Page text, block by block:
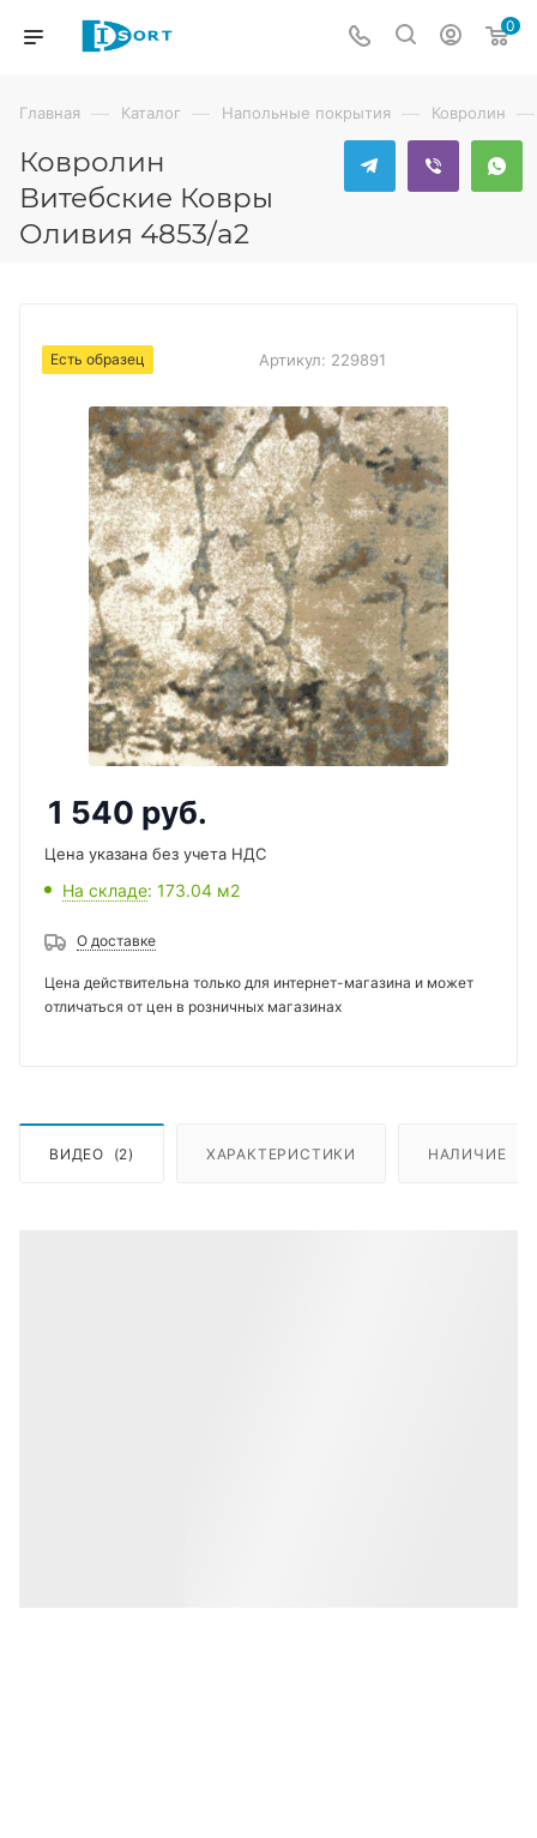
0
Главная — Каталог — Напольные покрытия — Ковролин —
Ковролин
Витебские Ковры
Оливия 4853/a2
Есть образец Артикул: 229891
1 540 руб.
Цена указана без учета НДС
На складе: 173.04 м2
О доставке
Цена действительна только для интернет-магазина и может
отличаться от цен в розничных магазинах
ВИДЕО (2) ХАРАКТЕРИСТИКИ НАЛИЧИЕ